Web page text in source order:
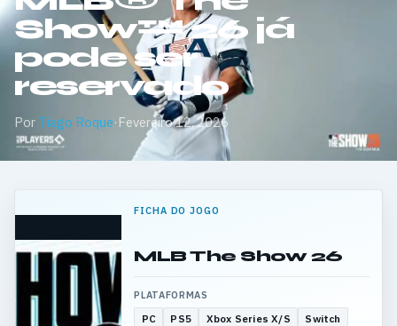
Show™ 26 já
pode ser
reservado
Por Tiago Roque· Fevereiro 12, 2026
FICHA DO JOGO
MLB The Show 26
PLATAFORMAS
PC PS5 Xbox Series X/S Switch